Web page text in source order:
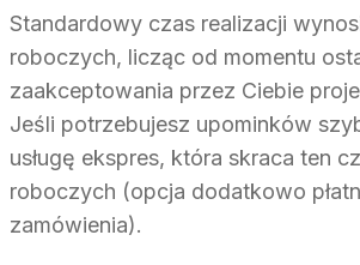
Standardowy czas realizacji
roboczych, licząc od momentu
zaakceptowania przez Ciebie
Jeśli potrzebujesz upominków
usługę ekspres, która skraca ten
roboczych (opcja dodatkowo
zamówienia).